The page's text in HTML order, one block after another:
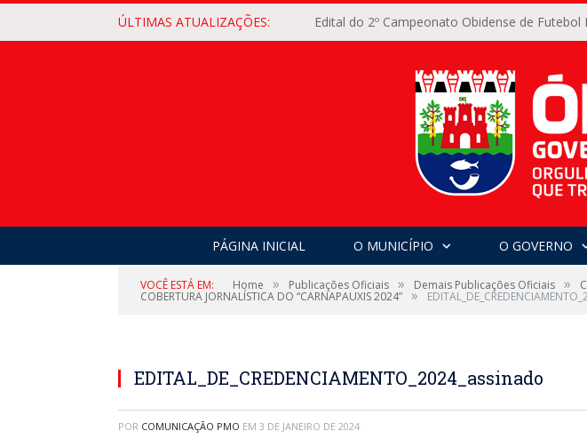
ÚLTIMAS ATUALIZAÇÕES: Edital do 2º Campeonato Obidense de Futebol
PÁGINA INICIAL O MUNICÍPIO O GOVERNO
VOCÊ ESTÁ EM: Home » Publicações Oficiais » Demais Publicações Oficiais »
COBERTURA JORNALÍSTICA DO “CARNAPAUXIS 2024” »
EDITAL_DE_CREDENCIAMENTO_2024_assinado
POR COMUNICAÇÃO PMO EM 3 DE JANEIRO DE 2024